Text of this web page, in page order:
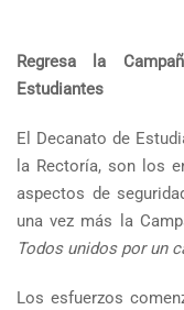
Regresa la
Estudiantes
El Decanato de
la Rectoría, son los
aspectos de
una vez más la
Todos unidos por un
Los esfuerzos